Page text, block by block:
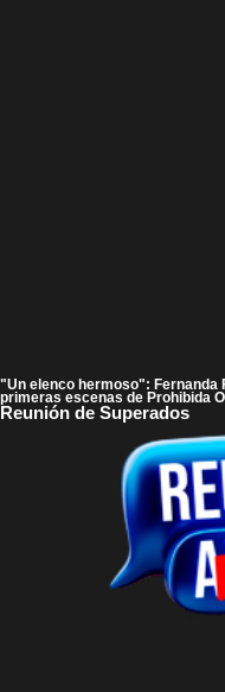
"Un elenco hermoso": Fernanda
primeras escenas de Prohibida
Reunión de Superados